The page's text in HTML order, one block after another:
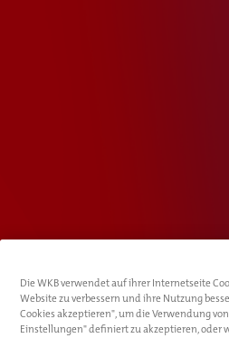
Die WKB verwendet auf ihrer Internetseite
Website zu verbessern und ihre Nutzung
Cookies akzeptieren", um die Verwendung
Einstellungen" definiert zu akzeptieren, oder